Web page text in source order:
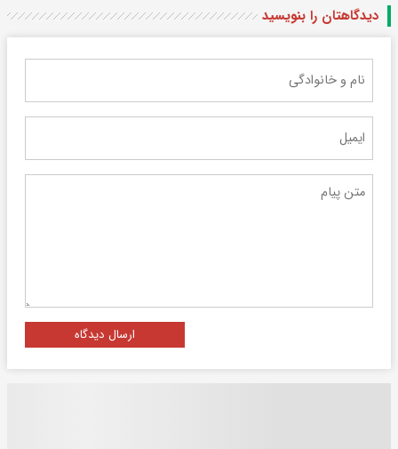
دیدگاهتان را بنویسید
ارسال دیدگاه